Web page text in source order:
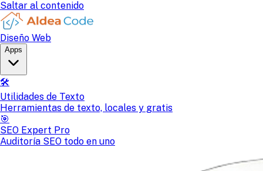
Saltar al contenido
Diseño Web
Apps
🛠️
Utilidades de Texto
Herramientas de texto, locales y gratis
🎯
SEO Expert Pro
Auditoría SEO todo en uno